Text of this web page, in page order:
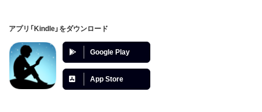
アプリ「Kindle」をダウンロード
Google Play
App Store